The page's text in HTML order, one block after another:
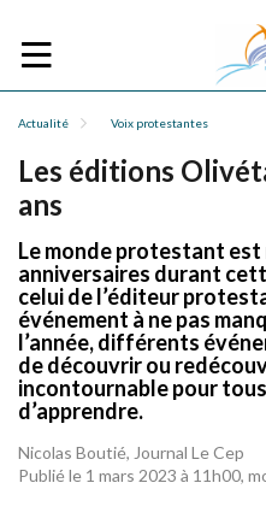
Actualité Voix protestantes
Les éditions
ans
Le monde protestant est
anniversaires durant
celui de l’éditeur
événement à ne pas
l’année, différents
de découvrir ou
incontournable pour
d’apprendre.
Nicolas Boutié, Journal Le Cep
Publié le 1 mars 2023 à 11h00,